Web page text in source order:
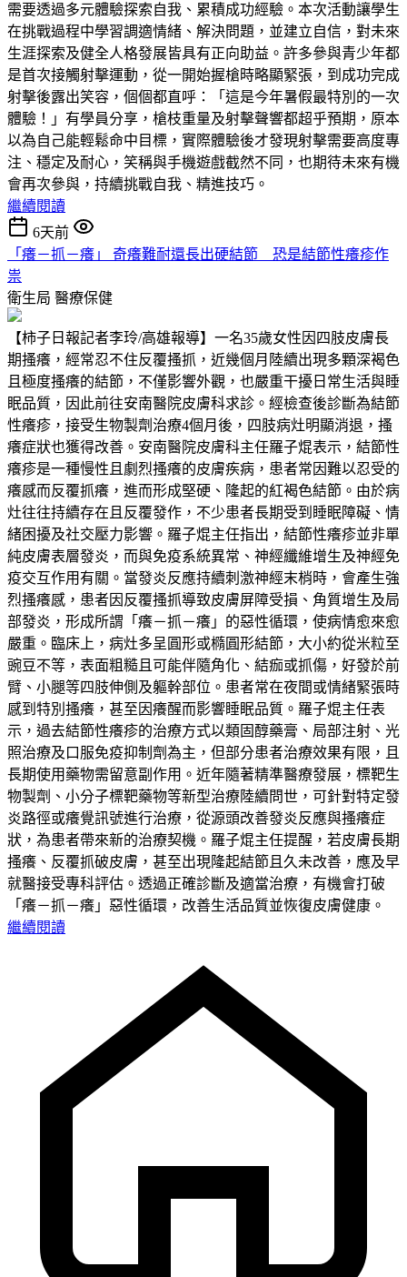
需要透過多元體驗探索自我、累積成功經驗。本次活動讓學生
在挑戰過程中學習調適情緒、解決問題，並建立自信，對未來
生涯探索及健全人格發展皆具有正向助益。許多參與青少年都
是首次接觸射擊運動，從一開始握槍時略顯緊張，到成功完成
射擊後露出笑容，個個都直呼：「這是今年暑假最特別的一次
體驗！」有學員分享，槍枝重量及射擊聲響都超乎預期，原本
以為自己能輕鬆命中目標，實際體驗後才發現射擊需要高度專
注、穩定及耐心，笑稱與手機遊戲截然不同，也期待未來有機
會再次參與，持續挑戰自我、精進技巧。
繼續閱讀
6天前
「癢－抓－癢」 奇癢難耐還長出硬結節 恐是結節性癢疹作
祟
衛生局 醫療保健
【柿子日報記者李玲/高雄報導】一名35歲女性因四肢皮膚長
期搔癢，經常忍不住反覆搔抓，近幾個月陸續出現多顆深褐色
且極度搔癢的結節，不僅影響外觀，也嚴重干擾日常生活與睡
眠品質，因此前往安南醫院皮膚科求診。經檢查後診斷為結節
性癢疹，接受生物製劑治療4個月後，四肢病灶明顯消退，搔
癢症狀也獲得改善。安南醫院皮膚科主任羅子焜表示，結節性
癢疹是一種慢性且劇烈搔癢的皮膚疾病，患者常因難以忍受的
癢感而反覆抓癢，進而形成堅硬、隆起的紅褐色結節。由於病
灶往往持續存在且反覆發作，不少患者長期受到睡眠障礙、情
緒困擾及社交壓力影響。羅子焜主任指出，結節性癢疹並非單
純皮膚表層發炎，而與免疫系統異常、神經纖維增生及神經免
疫交互作用有關。當發炎反應持續刺激神經末梢時，會產生強
烈搔癢感，患者因反覆搔抓導致皮膚屏障受損、角質增生及局
部發炎，形成所謂「癢－抓－癢」的惡性循環，使病情愈來愈
嚴重。臨床上，病灶多呈圓形或橢圓形結節，大小約從米粒至
豌豆不等，表面粗糙且可能伴隨角化、結痂或抓傷，好發於前
臂、小腿等四肢伸側及軀幹部位。患者常在夜間或情緒緊張時
感到特別搔癢，甚至因癢醒而影響睡眠品質。羅子焜主任表
示，過去結節性癢疹的治療方式以類固醇藥膏、局部注射、光
照治療及口服免疫抑制劑為主，但部分患者治療效果有限，且
長期使用藥物需留意副作用。近年隨著精準醫療發展，標靶生
物製劑、小分子標靶藥物等新型治療陸續問世，可針對特定發
炎路徑或癢覺訊號進行治療，從源頭改善發炎反應與搔癢症
狀，為患者帶來新的治療契機。羅子焜主任提醒，若皮膚長期
搔癢、反覆抓破皮膚，甚至出現隆起結節且久未改善，應及早
就醫接受專科評估。透過正確診斷及適當治療，有機會打破
「癢－抓－癢」惡性循環，改善生活品質並恢復皮膚健康。
繼續閱讀